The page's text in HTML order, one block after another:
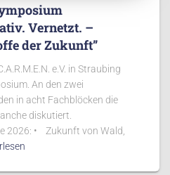
Vernetzt. –
der Zukunft”
e.V. in Straubing
An den zwei
in acht Fachblöcken die
diskutiert.
2026: • Zukunft von Wald,